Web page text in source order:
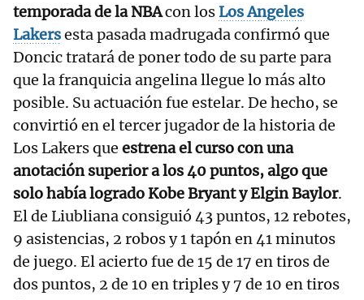
temporada de la NBAcon losLos Angeles
Lakersesta pasada madrugada confirmó que
Doncic tratará de poner todo de su parte para
que la franquicia angelina llegue lo más alto
posible. Su actuación fue estelar. De hecho, se
convirtió en el tercer jugador de la historia de
Los Lakers que estrena el curso con una
anotación superior a los 40 puntos, algo que
solo había logrado Kobe Bryant y Elgin Baylor.
El de Liubliana consiguió 43 puntos, 12 rebotes,
9 asistencias, 2 robos y 1 tapón en 41 minutos
de juego. El acierto fue de 15 de 17 en tiros de
dos puntos, 2 de 10 en triples y 7 de 10 en tiros